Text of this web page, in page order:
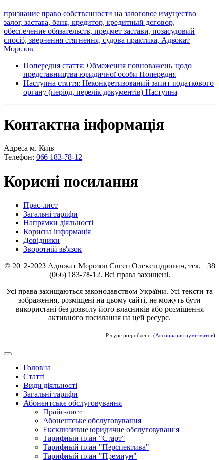
признание право собственности на залоговое имущество,
залог, застава, банк, кредитор, кредитный договор,
обеспечение обязательств, предмет застави, позасудовий
спосіб, звернення стягнення, судова практика, Адвокат
Морозов
Попередня стаття: Обмеження повноважень щодо
представництва юридичної особи Попередня
Наступна стаття: Неконкретизований запит податкового
органу (період, перелік документів) Наступна
Контактна інформація
Адреса м. Київ
Телефон: 066 183-78-12
Корисні посилання
Прас-лист
Загальні тарифи
Напрямки діяльності
Корисна інформація
Довідники
Зворотній зв'язок
© 2012-2023 Адвокат Морозов Євген Олександрович, тел. +38
(066) 183-78-12. Всі права захищені.
Усі права захищаються законодавством України. Усі тексти та
зображення, розміщені на цьому сайті, не можуть бути
використані без дозволу його власників або розміщення
активного посилання на цей ресурс.
Ресурс розроблено (Ассоциация нумизматов)
Головна
Статті
Види діяльності
Загальні тарифи
Абонентське обслуговування
Прайс-лист
Абонентське обслуговування
Ексклюзивне юридичне обслуговування
Тарифный план "Старт"
Тарифный план "Перспектива"
Тарифный план "Премиум"